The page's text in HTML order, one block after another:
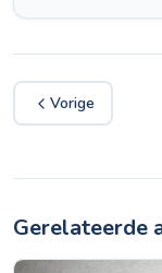
Vorige
Gerelateerde